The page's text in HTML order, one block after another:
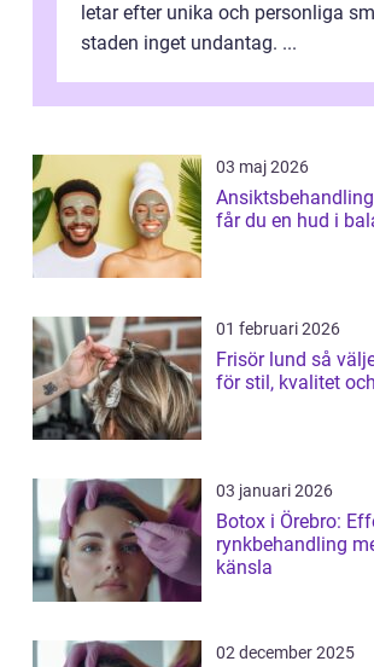
letar efter unika och personliga
staden inget undantag. ...
03 maj 2026
Ansiktsbehandling
får du en hud i
01 februari 2026
Frisör lund så väljer du rätt salong
för stil, kvalitet
03 januari 2026
Botox i Örebro:
rynkbehandling
känsla
02 december 2025